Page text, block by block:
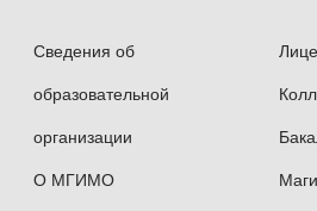
Департамент
2011 — ОАО «ЛУКОЙЛ
Сведения об
образовательной
организации
О МГИМО